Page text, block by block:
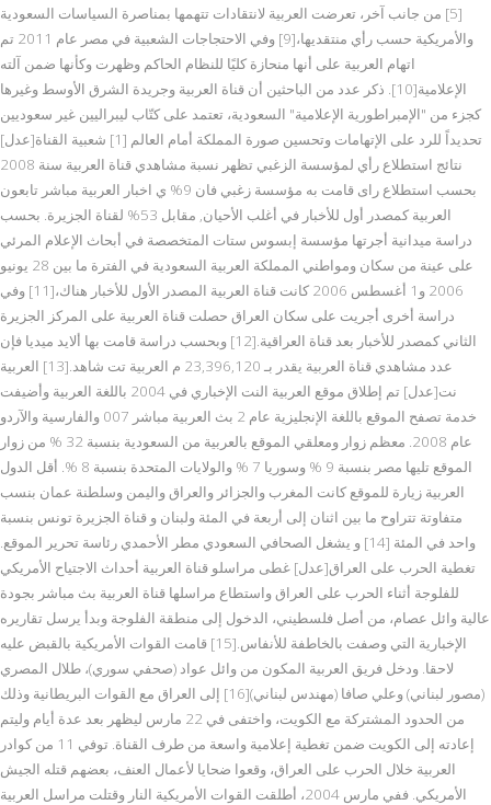
[5] من جانب آخر، تعرضت العربية لانتقادات تتهمها بمناصرة السياسات السعودية
والأمريكية حسب رأي منتقديها،[9] وفي الاحتجاجات الشعبية في مصر عام 2011 تم
اتهام العربية على أنها منحازة كليًا للنظام الحاكم وظهرت وكأنها ضمن آلته
الإعلامية[10]. ذكر عدد من الباحثين أن قناة العربية وجريدة الشرق الأوسط وغيرها
كجزء من "الإمبراطورية الإعلامية" السعودية، تعتمد على كتّاب ليبراليين غير سعوديين
تحديداً للرد على الإتهامات وتحسين صورة المملكة أمام العالم [1] شعبية القناة[عدل]
نتائج استطلاع رأي لمؤسسة الزغبي تظهر نسبة مشاهدي قناة العربية سنة 2008
بحسب استطلاع راى قامت به مؤسسة زغبي فان 9% ي اخبار العربية مباشر تابعون
العربية كمصدر أول للأخبار في أغلب الأحيان, مقابل 53% لقناة الجزيرة. بحسب
دراسة ميدانية أجرتها مؤسسة إبسوس ستات المتخصصة في أبحاث الإعلام المرئي
على عينة من سكان ومواطني المملكة العربية السعودية في الفترة ما بين 28 يونيو
2006 و1 أغسطس 2006 كانت قناة العربية المصدر الأول للأخبار هناك،[11] وفي
دراسة أخرى أجريت على سكان العراق حصلت قناة العربية على المركز الجزيرة
الثاني كمصدر للأخبار بعد قناة العراقية.[12] وبحسب دراسة قامت بها ألايد ميديا فإن
عدد مشاهدي قناة العربية يقدر بـ 23,396,120 م العربية تت شاهد.[13] العربية
نت[عدل] تم إطلاق موقع العربية النت الإخباري في 2004 باللغة العربية وأضيفت
خدمة تصفح الموقع باللغة الإنجليزية عام 2 بث العربية مباشر 007 والفارسية والآردو
عام 2008. معظم زوار ومعلقي الموقع بالعربية من السعودية بنسبة 32 % من زوار
الموقع تليها مصر بنسبة 9 % وسوريا 7 % والولايات المتحدة بنسبة 8 %. أقل الدول
العربية زيارة للموقع كانت المغرب والجزائر والعراق واليمن وسلطنة عمان بنسب
متفاوتة تتراوح ما بين اثنان إلى أربعة في المئة ولبنان و قناة الجزيرة تونس بنسبة
واحد في المئة [14] و يشغل الصحافي السعودي مطر الأحمدي رئاسة تحرير الموقع.
تغطية الحرب على العراق[عدل] غطى مراسلو قناة العربية أحداث الاجتياح الأمريكي
للفلوجة أثناء الحرب على العراق واستطاع مراسلها قناة العربية بث مباشر بجودة
عالية وائل عصام، من أصل فلسطيني، الدخول إلى منطقة الفلوجة وبدأ يرسل تقاريره
الإخبارية التي وصفت بالخاطفة للأنفاس.[15] قامت القوات الأمريكية بالقبض عليه
لاحقا. ودخل فريق العربية المكون من وائل عواد (صحفي سوري)، طلال المصري
(مصور لبناني) وعلي صافا (مهندس لبناني)[16] إلى العراق مع القوات البريطانية وذلك
من الحدود المشتركة مع الكويت، واختفى في 22 مارس ليظهر بعد عدة أيام وليتم
إعادته إلى الكويت ضمن تغطية إعلامية واسعة من طرف القناة. توفي 11 من كوادر
العربية خلال الحرب على العراق، وقعوا ضحايا لأعمال العنف، بعضهم قتله الجيش
الأمريكي. ففي مارس 2004، أطلقت القوات الأمريكية النار وقتلت مراسل العربية